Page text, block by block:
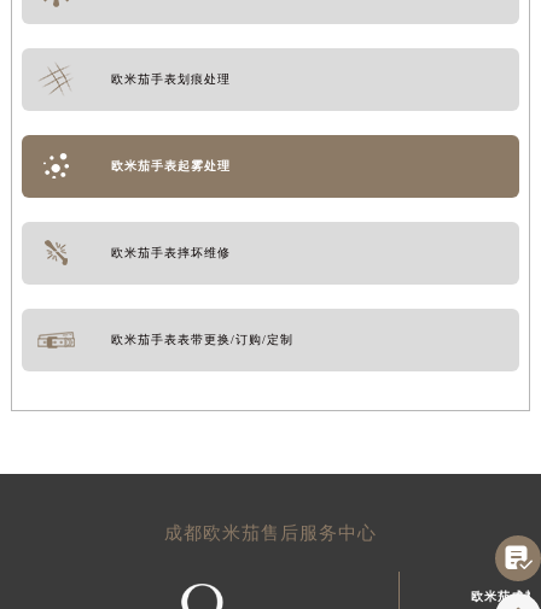
欧米茄手表划痕处理
欧米茄手表起雾处理
欧米茄手表摔坏维修
欧米茄手表表带更换/订购/定制
成都欧米茄售后服务中心
欧米茄成都
